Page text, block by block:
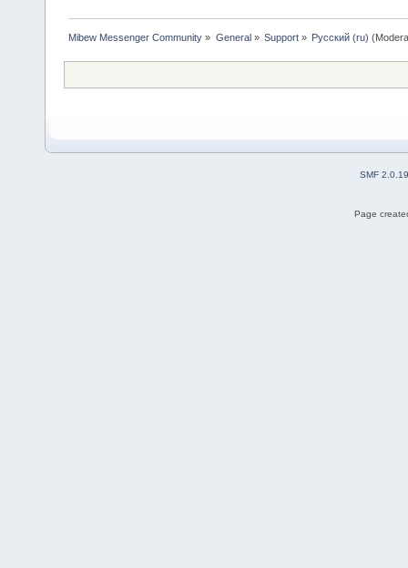
Mibew Messenger Community » General» Support» Русский (ru)
SMF 2.0.19
Page